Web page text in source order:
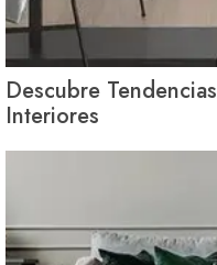
Descubre
Interiores